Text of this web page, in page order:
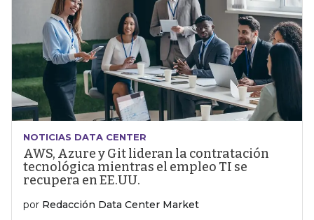
NOTICIAS DATA CENTER
AWS, Azure y Git lideran la contratación
tecnológica mientras el empleo TI se
recupera en EE.UU.
por Redacción Data Center Market